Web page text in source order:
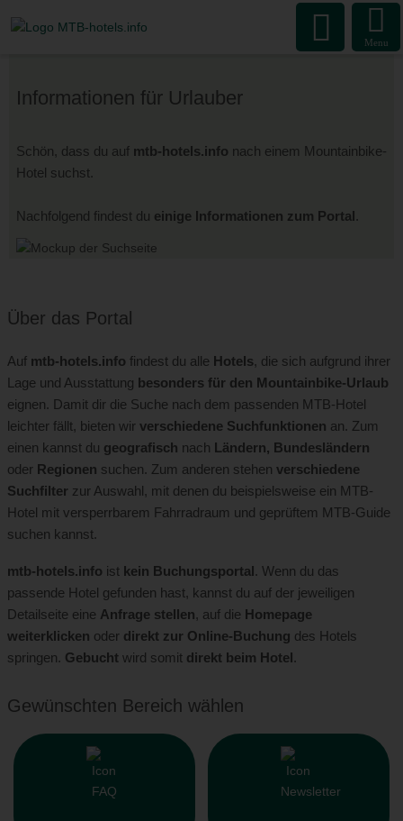
Menu
Informationen für Urlauber
Schön, dass du auf mtb-hotels.info nach einem Mountainbike-
Hotel suchst.
Nachfolgend findest du einige Informationen zum Portal.
Über das Portal
Auf mtb-hotels.info findest du alle Hotels, die sich aufgrund ihrer
Lage und Ausstattung besonders für den Mountainbike-Urlaub
eignen. Damit dir die Suche nach dem passenden MTB-Hotel
leichter fällt, bieten wir verschiedene Suchfunktionen an. Zum
einen kannst du geografisch nach Ländern, Bundesländern
oder Regionen suchen. Zum anderen stehen verschiedene
Suchfilter zur Auswahl, mit denen du beispielsweise ein MTB-
Hotel mit versperrbarem Fahrradraum und geprüftem MTB-Guide
suchen kannst.
mtb-hotels.info ist kein Buchungsportal. Wenn du das
passende Hotel gefunden hast, kannst du auf der jeweiligen
Detailseite eine Anfrage stellen, auf die Homepage
weiterklicken oder direkt zur Online-Buchung des Hotels
springen. Gebucht wird somit direkt beim Hotel.
Gewünschten Bereich wählen